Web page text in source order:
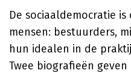
De sociaaldemocratie
mensen: bestuurders,
hun idealen in de
Twee biografieën